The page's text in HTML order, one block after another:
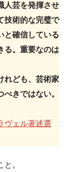
人芸を発揮させ
技術的な完璧で
と確信している
る。重要なのは
れども、芸術家
きではない。
ヴェル著述選
。